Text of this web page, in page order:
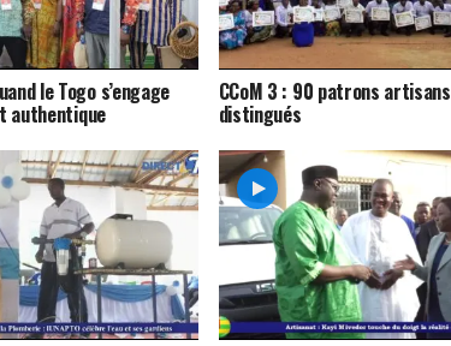
le Togo s’engage
authentique
CCoM 3 : 90 patrons artisans
distingués